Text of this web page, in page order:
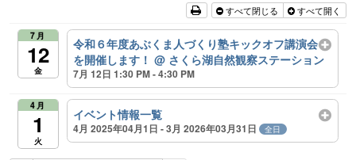
すべて閉じる すべて開く
7月
12
金
令和６年度あぶくま人づくり塾キックオフ講演会
を開催します！@ さくら湖自然観察ステーション
7月 12日 1:30 PM - 4:30 PM
4月
1
火
イベント情報一覧
4月 2025年04月1日 - 3月 2026年03月31日 全日